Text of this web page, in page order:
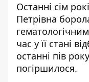
Останні сім
Петрівна
час у її стані
останні пів
погіршилося.